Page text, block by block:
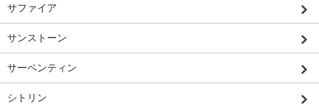
サファイア
サンストーン
サーペンティン
シトリン